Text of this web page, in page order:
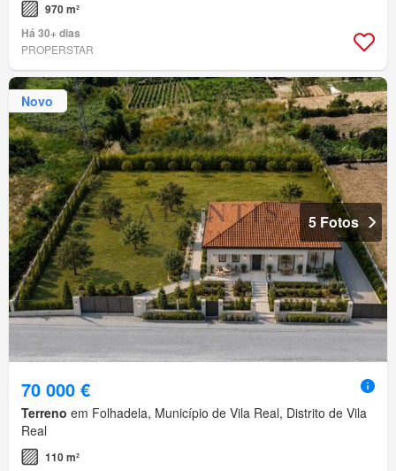
970 m²
Há 30+ dias
PROPERSTAR
Novo
5 Fotos
70 000 €
Terreno em Folhadela, Município de Vila Real, Distrito de Vila
Real
110 m²